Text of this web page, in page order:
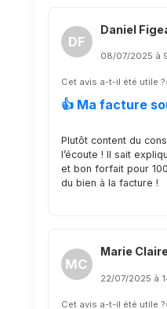
DF
Daniel
08/07/2025 à
Cet avis a-t-il été utile ?
👍 Ma facture
Plutôt content du
l’écoute ! Il sait
et bon forfait pour
du bien à la facture !
MC
Marie Claire
22/07/2025 à
Cet avis a-t-il été utile ?